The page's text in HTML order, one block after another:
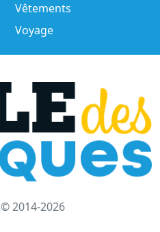
Vêtements
Voyage
© 2014-2026